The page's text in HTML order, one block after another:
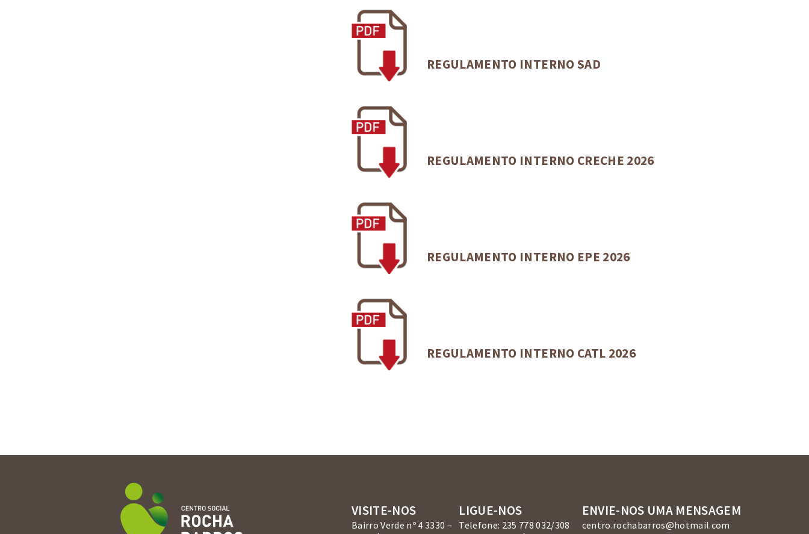
REGULAMENTO INTERNO SAD
REGULAMENTO INTERNO CRECHE 2026
REGULAMENTO INTERNO EPE 2026
REGULAMENTO INTERNO CATL 2026
VISITE-NOS
Bairro Verde nº 4 3330 –
LIGUE-NOS
Telefone: 235 778 032/308
ENVIE-NOS UMA MENSAGEM
centro.rochabarros@hotmail.com